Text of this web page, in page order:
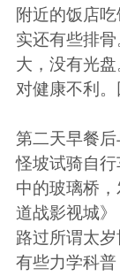
附近的饭店
实还有些排
大，没有光
对健康不利。
第二天早餐
怪坡试骑自
中的玻璃桥
道战影视城》
路过所谓太岁
有些力学科